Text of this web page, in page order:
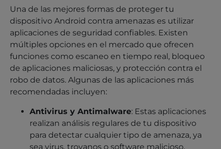
Una de las mejores formas de proteger tu
dispositivo Android contra amenazas es utilizar
aplicaciones de seguridad confiables. Existen
múltiples opciones en el mercado que ofrecen
funciones como escaneo en tiempo real, bloqueo
de aplicaciones maliciosas, y protección contra el
robo de datos. Algunas de las aplicaciones más
recomendadas incluyen:
Antivirus y Antimalware: Estas aplicaciones
realizan análisis regulares de tu dispositivo
para detectar cualquier tipo de amenaza, ya
sea virus, troyanos o software malicioso.